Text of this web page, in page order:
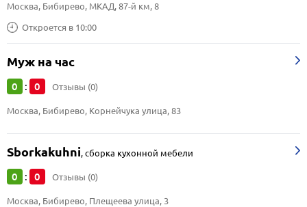
Откроется в 10:00
Москва, Бибирево, МКАД, 87-й км, 8
Муж на час
0 : 0 Отзывы (0)
Москва, Бибирево, Корнейчука улица, 83
Sborkakuhni,сборка кухонной мебели
0 : 0 Отзывы (0)
Москва, Бибирево, Плещеева улица, 3